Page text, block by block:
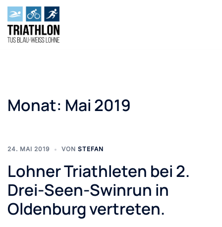
Zum
Inhalt
springen
Monat: Mai 2019
24. MAI 2019 VON STEFAN
Lohner Triathleten bei 2.
Drei-Seen-Swinrun in
Oldenburg vertreten.